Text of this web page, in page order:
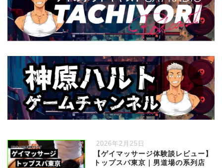
2026年2月25日
【ゲイマッサージ体験談レビュー】
トップスパ東京｜男道場の系列店